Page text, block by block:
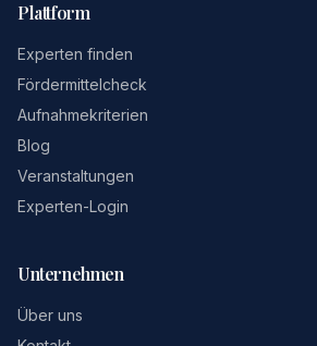
Plattform
Experten finden
Fördermittelcheck
Aufnahmekriterien
Blog
Veranstaltungen
Experten-Login
Unternehmen
Über uns